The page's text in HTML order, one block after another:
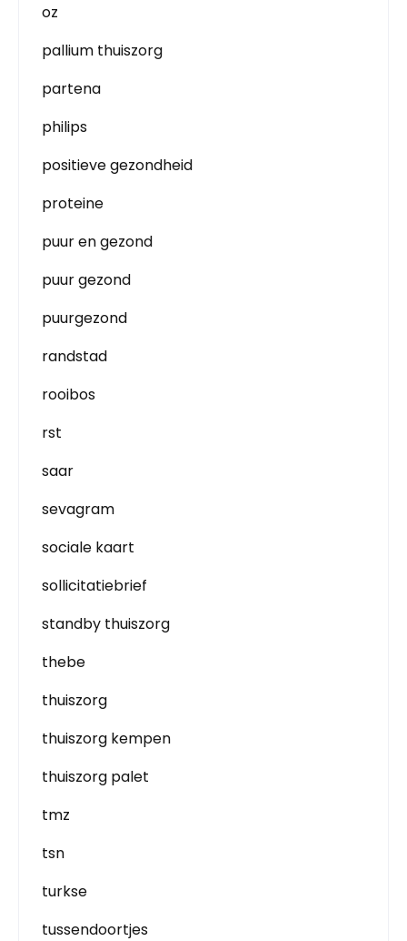
oz
pallium thuiszorg
partena
philips
positieve gezondheid
proteine
puur en gezond
puur gezond
puurgezond
randstad
rooibos
rst
saar
sevagram
sociale kaart
sollicitatiebrief
standby thuiszorg
thebe
thuiszorg
thuiszorg kempen
thuiszorg palet
tmz
tsn
turkse
tussendoortjes